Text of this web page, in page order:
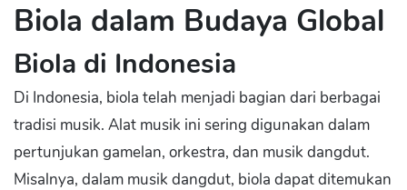
Biola dalam Budaya Global
Biola di Indonesia
Di Indonesia, biola telah menjadi bagian dari berbagai
tradisi musik. Alat musik ini sering digunakan dalam
pertunjukan gamelan, orkestra, dan musik dangdut.
Misalnya, dalam musik dangdut, biola dapat ditemukan